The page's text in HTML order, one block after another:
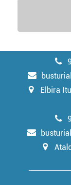
Elbira